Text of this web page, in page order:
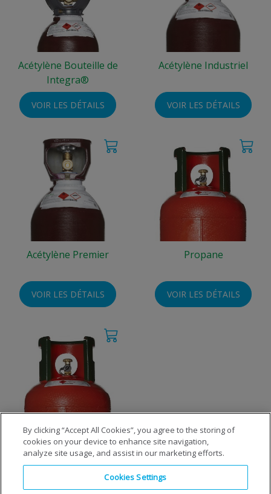
Acétylène Bouteille de
Integra®
VOIR LES DÉTAILS
Acétylène Industriel
VOIR LES DÉTAILS
Acétylène Premier
VOIR LES DÉTAILS
Propane
VOIR LES DÉTAILS
Propane (FLT/ Carburation)
By clicking “Accept All Cookies”, you agree to the storing of
cookies on your device to enhance site navigation,
analyze site usage, and assist in our marketing efforts.
Cookies Settings